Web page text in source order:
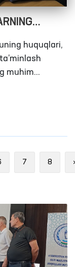
huquqlari,
muhim
har qanday
faqat bir
7 8